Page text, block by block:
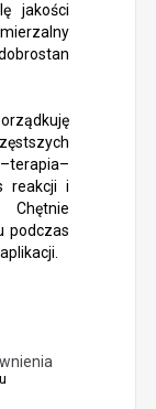
jakości
reakcji i
Chętnie
podczas